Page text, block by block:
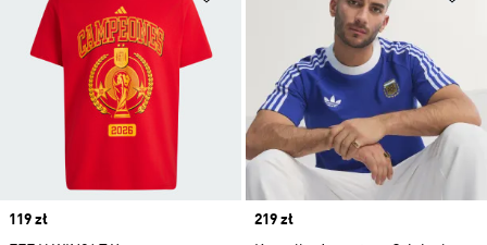
Price
119 zł
Price
219 zł